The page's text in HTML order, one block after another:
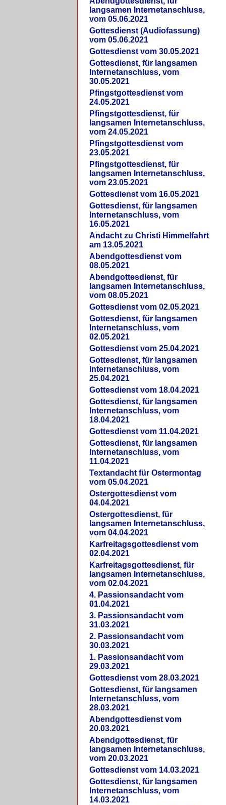
langsamen Internetanschluss,
vom 05.06.2021
Gottesdienst (Audiofassung)
vom 05.06.2021
Gottesdienst vom 30.05.2021
Gottesdienst, für langsamen
Internetanschluss, vom
30.05.2021
Pfingstgottesdienst vom
24.05.2021
Pfingstgottesdienst, für
langsamen Internetanschluss,
vom 24.05.2021
Pfingstgottesdienst vom
23.05.2021
Pfingstgottesdienst, für
langsamen Internetanschluss,
vom 23.05.2021
Gottesdienst vom 16.05.2021
Gottesdienst, für langsamen
Internetanschluss, vom
16.05.2021
Andacht zu Christi Himmelfahrt
am 13.05.2021
Abendgottesdienst vom
08.05.2021
Abendgottesdienst, für
langsamen Internetanschluss,
vom 08.05.2021
Gottesdienst vom 02.05.2021
Gottesdienst, für langsamen
Internetanschluss, vom
02.05.2021
Gottesdienst vom 25.04.2021
Gottesdienst, für langsamen
Internetanschluss, vom
25.04.2021
Gottesdienst vom 18.04.2021
Gottesdienst, für langsamen
Internetanschluss, vom
18.04.2021
Gottesdienst vom 11.04.2021
Gottesdienst, für langsamen
Internetanschluss, vom
11.04.2021
Textandacht für Ostermontag
vom 05.04.2021
Ostergottesdienst vom
04.04.2021
Ostergottesdienst, für
langsamen Internetanschluss,
vom 04.04.2021
Karfreitagsgottesdienst vom
02.04.2021
Karfreitagsgottesdienst, für
langsamen Internetanschluss,
vom 02.04.2021
4. Passionsandacht vom
01.04.2021
3. Passionsandacht vom
31.03.2021
2. Passionsandacht vom
30.03.2021
1. Passionsandacht vom
29.03.2021
Gottesdienst vom 28.03.2021
Gottesdienst, für langsamen
Internetanschluss, vom
28.03.2021
Abendgottesdienst vom
20.03.2021
Abendgottesdienst, für
langsamen Internetanschluss,
vom 20.03.2021
Gottesdienst vom 14.03.2021
Gottesdienst, für langsamen
Internetanschluss, vom
14.03.2021